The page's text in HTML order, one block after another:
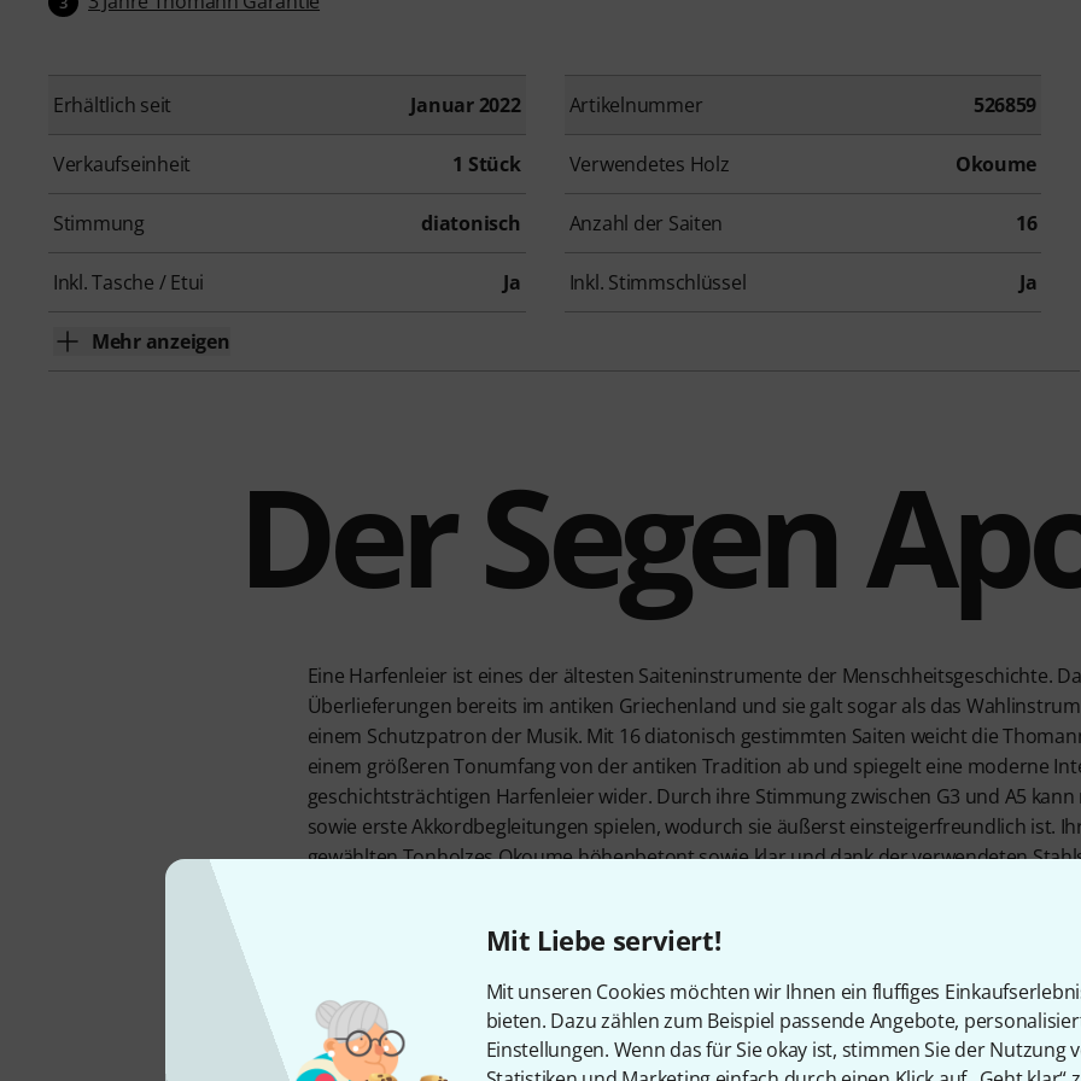
Mit Liebe serviert!
Mit unseren Cookies möchten wir Ihnen ein fluffiges
bieten. Dazu zählen zum Beispiel passende Angebote,
Einstellungen. Wenn das für Sie okay ist, stimmen Sie der Nutzung
Erhältlich seit Januar 2022 Artikelnummer 526859
Verkaufseinheit 1 Stück Verwendetes Holz Okoume
Stimmung diatonisch Anzahl der Saiten 16
Inkl. Tasche / Etui Ja Inkl. Stimmschlüssel Ja
Mehr anzeigen
Der Segen
Eine Harfenleier ist eines der ältesten Saiteninstrumente der Menschheitsgeschichte.
Überlieferungen bereits im antiken Griechenland und sie galt sogar als das
einem Schutzpatron der Musik. Mit 16 diatonisch gestimmten Saiten weicht die
einem größeren Tonumfang von der antiken Tradition ab und spiegelt eine moderne
geschichtsträchtigen Harfenleier wider. Durch ihre Stimmung zwischen G3 und A5
sowie erste Akkordbegleitungen spielen, wodurch sie äußerst einsteigerfreundlich ist.
gewählten Tonholzes Okoume höhenbetont sowie klar und dank der verwendeten
Für eine
Stimmung